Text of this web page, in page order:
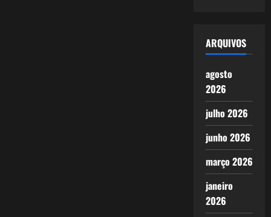
ARQUIVOS
agosto
2026
julho 2026
junho 2026
março 2026
janeiro
2026